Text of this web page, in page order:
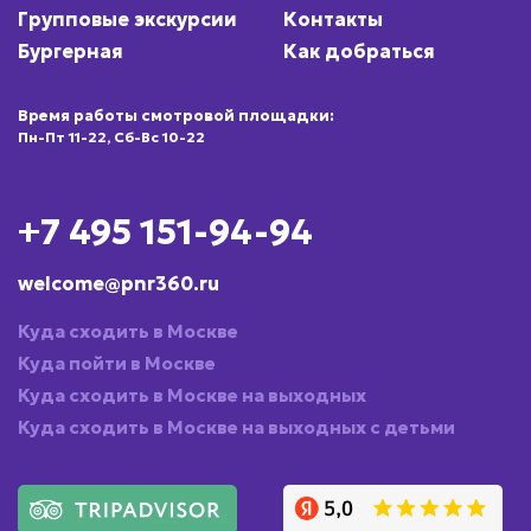
Групповые экскурсии
Бургерная
Контакты
Как добраться
Время работы смотровой площадки:
Пн-Пт 11-22, Сб-Вс 10-22
+7 495 151-94-94
welcome@pnr360.ru
Куда сходить в Москве
Куда пойти в Москве
Куда сходить в Москве на выходных
Куда сходить в Москве на выходных с детьми